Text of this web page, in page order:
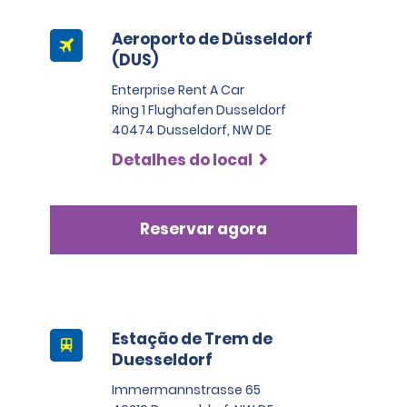
Aeroporto de Düsseldorf
(DUS)
Enterprise Rent A Car
Ring 1 Flughafen Dusseldorf
40474 Dusseldorf, NW DE
Detalhes do local
Reservar agora
Estação de Trem de
Duesseldorf
Immermannstrasse 65